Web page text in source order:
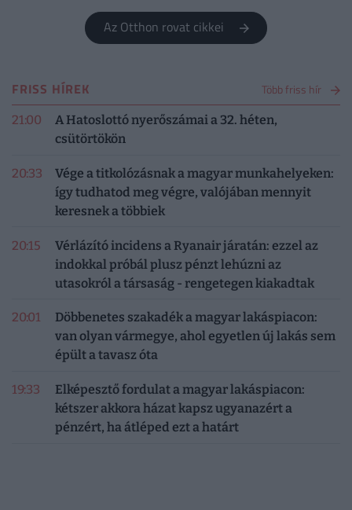
Az Otthon rovat cikkei
FRISS HÍREK Több friss hír
21:00
A Hatoslottó nyerőszámai a 32. héten,
csütörtökön
20:33
Vége a titkolózásnak a magyar munkahelyeken:
így tudhatod meg végre, valójában mennyit
keresnek a többiek
20:15
Vérlázító incidens a Ryanair járatán: ezzel az
indokkal próbál plusz pénzt lehúzni az
utasokról a társaság - rengetegen kiakadtak
20:01
Döbbenetes szakadék a magyar lakáspiacon:
van olyan vármegye, ahol egyetlen új lakás sem
épült a tavasz óta
19:33
Elképesztő fordulat a magyar lakáspiacon:
kétszer akkora házat kapsz ugyanazért a
pénzért, ha átléped ezt a határt